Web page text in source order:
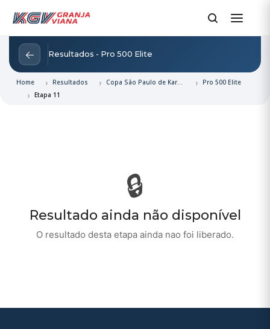
← Resultados - Pro 500 Elite
Home Resultados Copa São Paulo de Kart e Rotax 2026
Pro 500 Elite
Etapa 11
🔒
Resultado ainda não disponível
O resultado desta etapa ainda nao foi liberado.